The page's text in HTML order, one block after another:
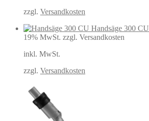
zzgl. Versandkosten
Handsäge 300 CU
19% MwSt. zzgl. Versandkosten
inkl. MwSt.
zzgl. Versandkosten